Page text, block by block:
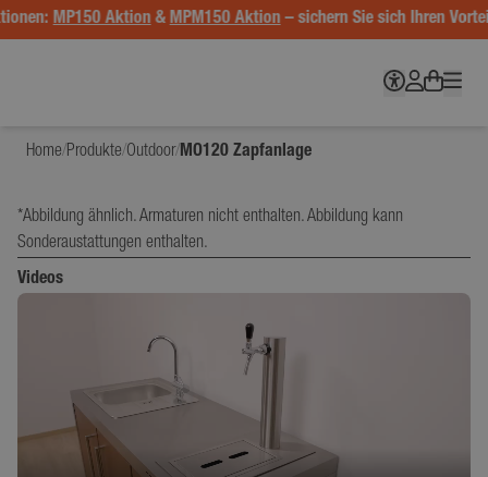
MP150 Aktion & MPM150 Aktion – sichern Sie sich Ihren
Home/Produkte/Outdoor/MO120 Zapfanlage
*Abbildung ähnlich. Armaturen nicht enthalten. Abbildung kann
Sonderaustattungen enthalten.
Videos